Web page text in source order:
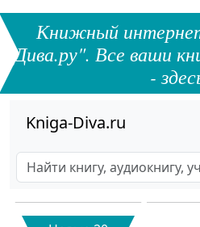
Книжный
Дива.ру". Все ваши
-
Kniga-Diva.ru